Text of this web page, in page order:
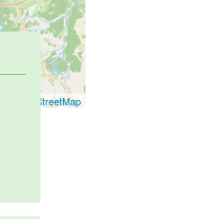
OpenStreetMap